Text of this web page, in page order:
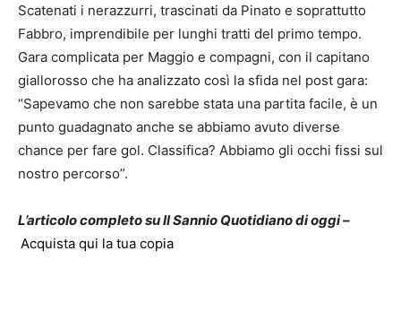
Scatenati i nerazzurri, trascinati da Pinato e soprattutto
Fabbro, imprendibile per lunghi tratti del primo tempo.
Gara complicata per Maggio e compagni, con il capitano
giallorosso che ha analizzato così la sfida nel post gara:
“Sapevamo che non sarebbe stata una partita facile, è un
punto guadagnato anche se abbiamo avuto diverse
chance per fare gol. Classifica? Abbiamo gli occhi fissi sul
nostro percorso”.
L’articolo completo su Il Sannio Quotidiano di oggi –
Acquista qui la tua copia